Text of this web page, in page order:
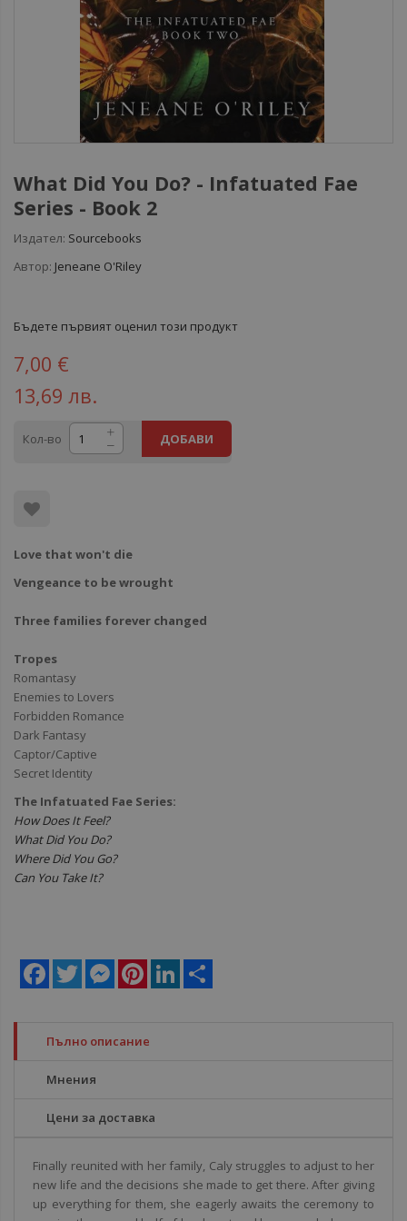
What Did You Do? - Infatuated Fae
Series - Book 2
Издател: Sourcebooks
Автор: Jeneane O'Riley
Бъдете първият оценил този продукт
7,00 €
13,69 лв.
Кол-во ДОБАВИ
Love that won't die
Vengeance to be wrought
Three families forever changed
Tropes
Romantasy
Enemies to Lovers
Forbidden Romance
Dark Fantasy
Captor/Captive
Secret Identity
The Infatuated Fae Series:
How Does It Feel?
What Did You Do?
Where Did You Go?
Can You Take It?
Facebook
Twitter MessengerPinterestLinkedIn
Пълно описание
Мнения
Цени за доставка
Finally reunited with her family, Caly struggles to adjust to her
new life and the decisions she made to get there. After giving
up everything for them, she eagerly awaits the ceremony to